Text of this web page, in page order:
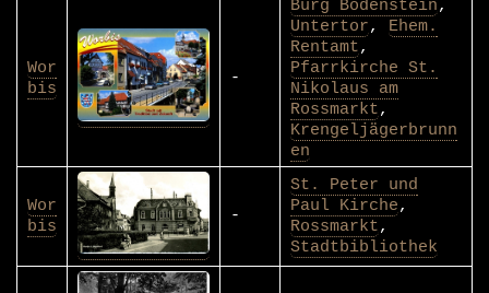
Wor
bis
-
Burg Bodenstein,
Untertor, Ehem.
Rentamt,
Pfarrkirche St.
Nikolaus am
Rossmarkt,
Krengeljägerbrunn
en
Wor
bis
-
St. Peter und
Paul Kirche,
Rossmarkt,
Stadtbibliothek